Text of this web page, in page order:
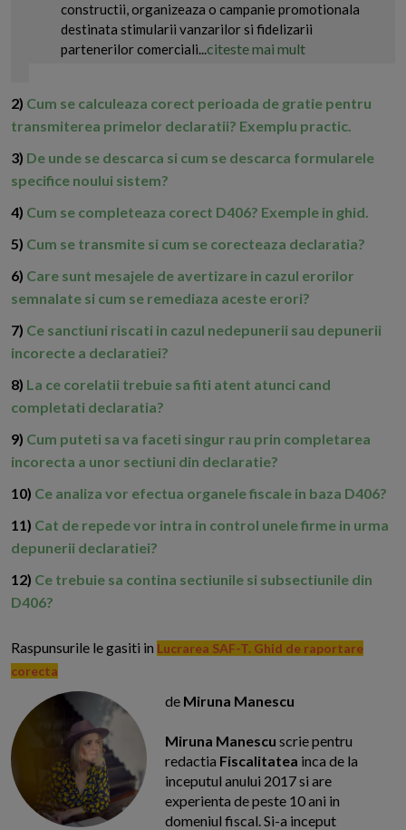
constructii, organizeaza o campanie promotionala
destinata stimularii vanzarilor si fidelizarii
partenerilor comerciali...citeste mai mult
2) Cum se calculeaza corect perioada de gratie pentru
transmiterea primelor declaratii? Exemplu practic.
3) De unde se descarca si cum se descarca formularele
specifice noului sistem?
4) Cum se completeaza corect D406? Exemple in ghid.
5) Cum se transmite si cum se corecteaza declaratia?
6) Care sunt mesajele de avertizare in cazul erorilor
semnalate si cum se remediaza aceste erori?
7) Ce sanctiuni riscati in cazul nedepunerii sau depunerii
incorecte a declaratiei?
8) La ce corelatii trebuie sa fiti atent atunci cand
completati declaratia?
9) Cum puteti sa va faceti singur rau prin completarea
incorecta a unor sectiuni din declaratie?
10) Ce analiza vor efectua organele fiscale in baza D406?
11) Cat de repede vor intra in control unele firme in urma
depunerii declaratiei?
12) Ce trebuie sa contina sectiunile si subsectiunile din
D406?
Raspunsurile le gasiti in Lucrarea SAF-T. Ghid de raportare
corecta
de Miruna Manescu
Miruna Manescu scrie pentru
redactia Fiscalitatea inca de la
inceputul anului 2017 si are
experienta de peste 10 ani in
domeniul fiscal. Si-a inceput